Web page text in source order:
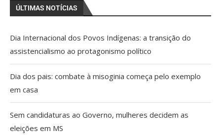
ÚLTIMAS NOTÍCIAS
Dia Internacional dos Povos Indígenas: a transição do
assistencialismo ao protagonismo político
Dia dos pais: combate à misoginia começa pelo exemplo
em casa
Sem candidaturas ao Governo, mulheres decidem as
eleições em MS